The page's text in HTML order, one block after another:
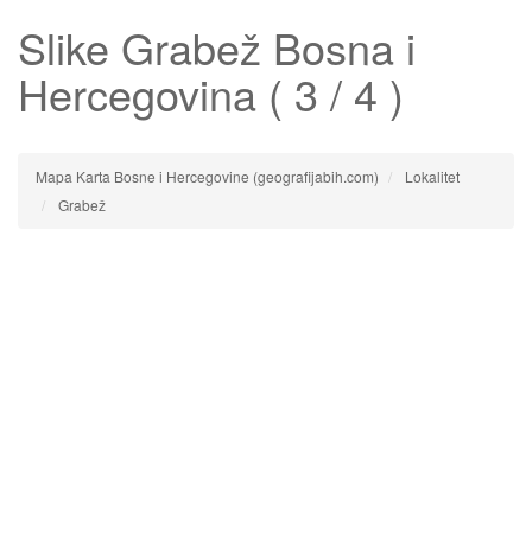
Slike Grabež Bosna i
Hercegovina ( 3 / 4 )
Mapa Karta Bosne i Hercegovine (geografijabih.com)
Lokalitet
Grabež